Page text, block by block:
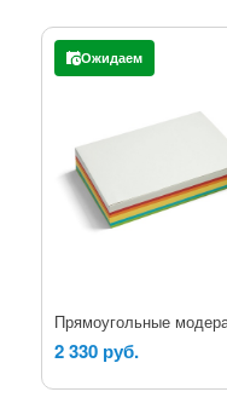
Ожидаем
2 330 руб.